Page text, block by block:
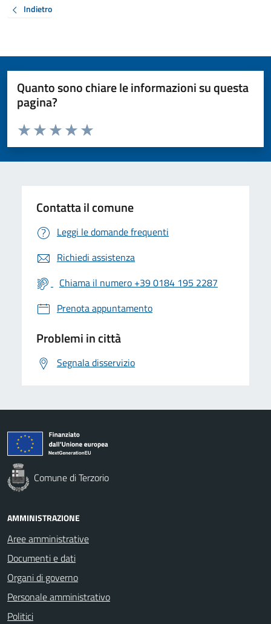
Indietro
Quanto sono chiare le informazioni su questa
pagina?
Valuta da 1 a 5 stelle la pagina
Valuta 5 stelle su 5
Valuta 4 stelle su 5
Valuta 3 stelle su 5
Valuta 2 stelle su 5
Valuta 1 stelle su 5
Contatta il comune
Leggi le domande frequenti
Richiedi assistenza
Chiama il numero +39 0184 195 2287
Prenota appuntamento
Problemi in città
Segnala disservizio
Comune di Terzorio
AMMINISTRAZIONE
Aree amministrative
Documenti e dati
Organi di governo
Personale amministrativo
Politici